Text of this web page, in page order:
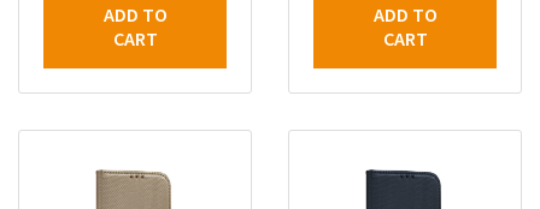
ADD TO
CART
ADD TO
CART